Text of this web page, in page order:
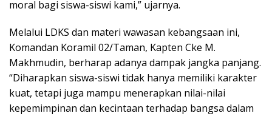
moral bagi siswa-siswi kami,” ujarnya.
Melalui LDKS dan materi wawasan kebangsaan ini,
Komandan Koramil 02/Taman, Kapten Cke M.
Makhmudin, berharap adanya dampak jangka panjang.
“Diharapkan siswa-siswi tidak hanya memiliki karakter
kuat, tetapi juga mampu menerapkan nilai-nilai
kepemimpinan dan kecintaan terhadap bangsa dalam